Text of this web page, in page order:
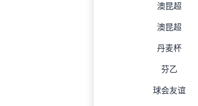
澳昆超
澳昆超
丹麦杯
芬乙
球会友谊